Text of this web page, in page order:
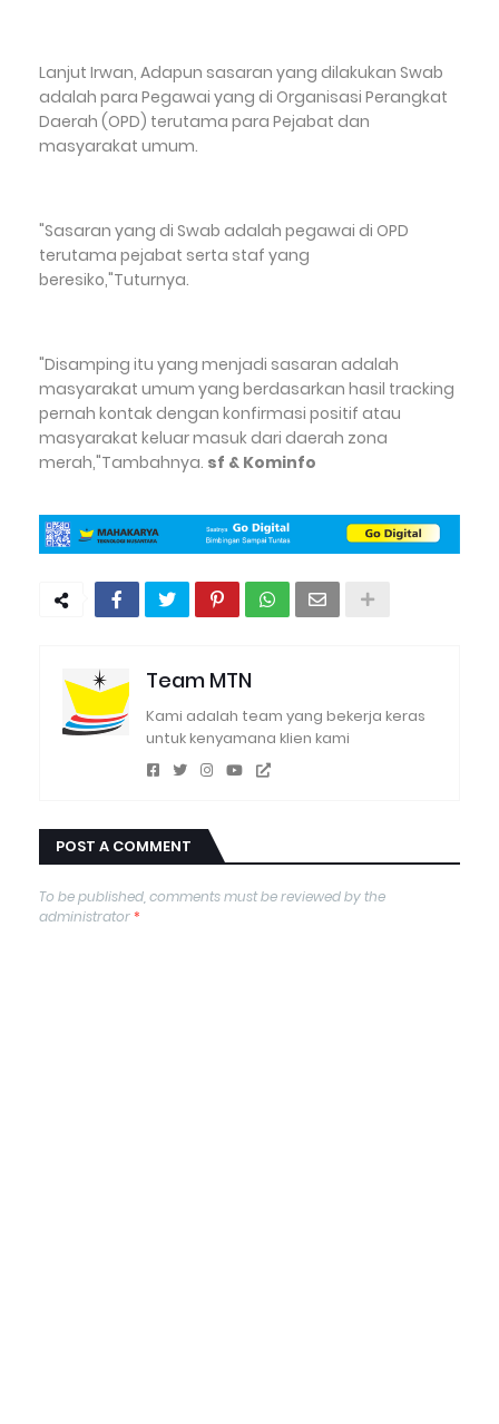
Lanjut Irwan, Adapun sasaran yang dilakukan Swab
adalah para Pegawai yang di Organisasi Perangkat
Daerah (OPD) terutama para Pejabat dan
masyarakat umum.
"Sasaran yang di Swab adalah pegawai di OPD
terutama pejabat serta staf yang
beresiko,"Tuturnya.
"Disamping itu yang menjadi sasaran adalah
masyarakat umum yang berdasarkan hasil tracking
pernah kontak dengan konfirmasi positif atau
masyarakat keluar masuk dari daerah zona
merah,"Tambahnya. sf & Kominfo
Team MTN
Kami adalah team yang bekerja keras
untuk kenyamana klien kami
POST A COMMENT
To be published, comments must be reviewed by the
administrator*